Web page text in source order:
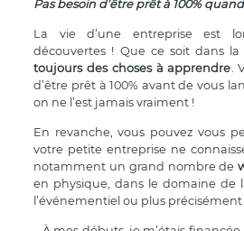
Pas besoin d’être prêt à 100%
La vie d’une entreprise est
découvertes ! Que ce soit dans
toujours des choses à apprendre .
d’être prêt à 100% avant de vous
on ne l’est jamais vraiment !
En revanche, vous pouvez vous
votre petite entreprise ne
notamment un grand nombre de
en physique, dans le domaine de
l’événementiel ou plus